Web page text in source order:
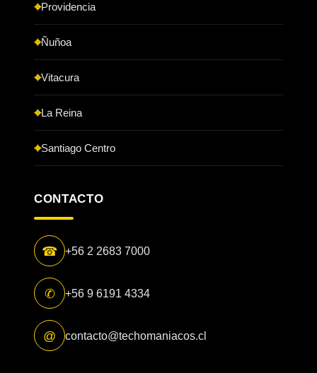
Providencia
Ñuñoa
Vitacura
La Reina
Santiago Centro
CONTACTO
☎ +56 2 2683 7000
✆ +56 9 6191 4334
@ contacto@techomaniacos.cl